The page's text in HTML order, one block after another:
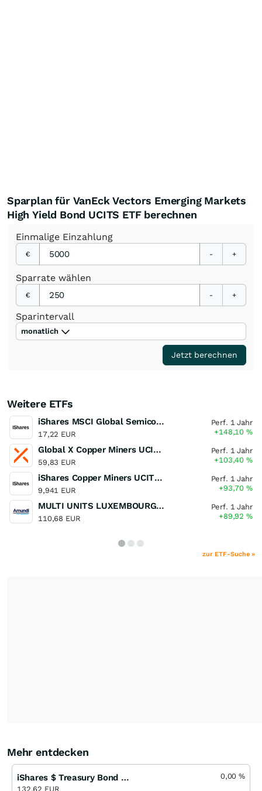
Sparplan für VanEck Vectors Emerging Markets
High Yield Bond UCITS ETF berechnen
Einmalige Einzahlung
€ - +
Sparrate wählen
€ - +
Sparintervall
monatlich
Jetzt berechnen
Weitere ETFs
iShares MSCI Global Semiconductors UCITS ETF USD (Acc)
17,22 EUR
Perf. 1 Jahr
+148,10%
Global X Copper Miners UCITS ETF USD Acc
59,83 EUR
Perf. 1 Jahr
+103,40%
iShares Copper Miners UCITS ETF
9,941 EUR
Perf. 1 Jahr
+93,70%
MULTI UNITS LUXEMBOURG - Lyxor MSCI Semiconductors ESG Filtered
110,68 EUR
Perf. 1 Jahr
+89,92%
zur ETF-Suche »
Mehr entdecken
iShares $ Treasury Bond 7-10yr UCITS ETF USD (Acc)
132,62 EUR
0,00%